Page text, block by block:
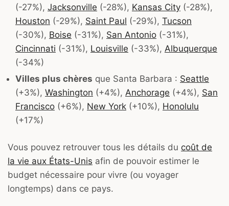
(-27%), Jacksonville (-28%), Kansas City (-28%),
Houston (-29%), Saint Paul (-29%), Tucson
(-30%), Boise (-31%), San Antonio (-31%),
Cincinnati (-31%), Louisville (-33%), Albuquerque
(-34%)
Villes plus chères que Santa Barbara : Seattle
(+3%), Washington (+4%), Anchorage (+4%), San
Francisco (+6%), New York (+10%), Honolulu
(+17%)
Vous pouvez retrouver tous les détails du coût de
la vie aux États-Unis afin de pouvoir estimer le
budget nécessaire pour vivre (ou voyager
longtemps) dans ce pays.